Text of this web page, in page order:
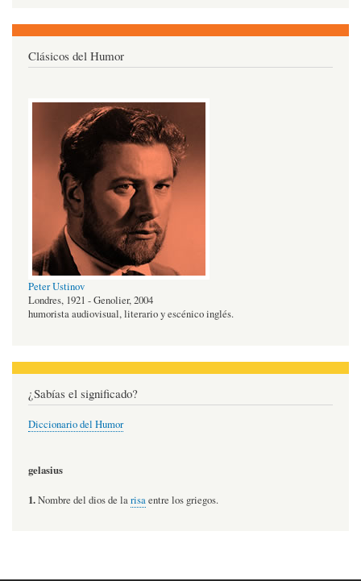
Clásicos del Humor
Peter Ustinov
Londres, 1921 - Genolier, 2004
humorista audiovisual, literario y escénico inglés.
¿Sabías el significado?
Diccionario del Humor
gelasius
1.Nombre del dios de larisaentre los griegos.